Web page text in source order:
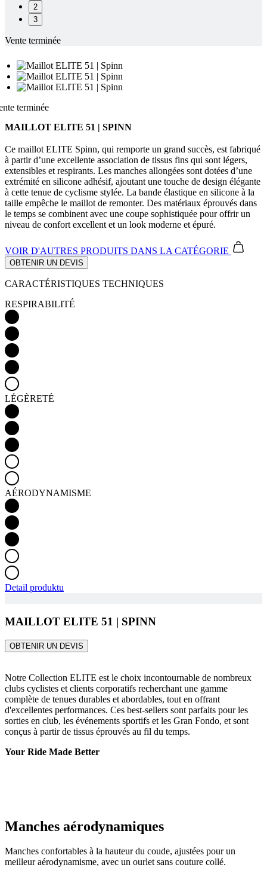
2
3
Vente terminée
terminée
MAILLOT ELITE 51 | SPINN
Ce maillot ELITE Spinn, qui remporte un grand succès, est fabriqué
à partir d’une excellente association de tissus fins qui sont légers,
extensibles et respirants. Les manches allongées sont dotées d’une
extrémité en silicone adhésif, ajoutant une touche de design élégante
à cette tenue de cyclisme stylée. La bande élastique en silicone à la
taille empêche le maillot de remonter. Des matériaux éprouvés dans
le temps se combinent avec une coupe sophistiquée pour offrir un
niveau de confort excellent et un look moderne et épuré.
VOIR D'AUTRES PRODUITS DANS LA CATÉGORIE
OBTENIR UN DEVIS
CARACTÉRISTIQUES TECHNIQUES
RESPIRABILITÉ
LÉGÈRETÉ
AÉRODYNAMISME
Detail produktu
MAILLOT ELITE 51 | SPINN
OBTENIR UN DEVIS
Notre Collection ELITE est le choix incontournable de nombreux
clubs cyclistes et clients corporatifs recherchant une gamme
complète de tenues durables et abordables, tout en offrant
d'excellentes performances. Ces best-sellers sont parfaits pour les
sorties en club, les événements sportifs et les Gran Fondo, et sont
conçus à partir de tissus éprouvés au fil du temps.
Your Ride Made Better
Manches aérodynamiques
Manches confortables à la hauteur du coude, ajustées pour un
meilleur aérodynamisme, avec un ourlet sans couture collé.